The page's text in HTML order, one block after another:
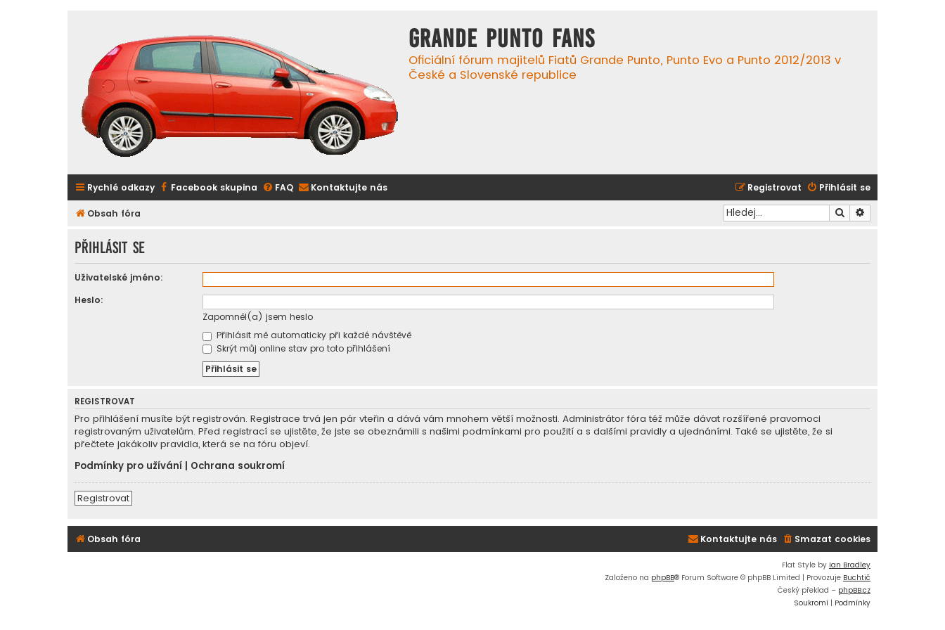
GRANDE PUNTO FANS
Oficiální fórum majitelů Fiatů Grande Punto, Punto Evo a Punto 2012/2013 v
České a Slovenské republice
Rychlé odkazy Facebook skupina FAQ Kontaktujte nás Přihlásit se
Registrovat
Obsah fóra Hledat
Přihlásit se
Uživatelské jméno:
Heslo:
Zapomněl(a) jsem heslo
Přihlásit mě automaticky při každé návštěvě
Skrýt můj online stav pro toto přihlášení
REGISTROVAT
Pro přihlášení musíte být registrován. Registrace trvá jen pár vteřin a dává vám mnohem větší možnosti. Administrátor fóra též může dávat rozšířené pravomoci
registrovaným uživatelům. Před registrací se ujistěte, že jste se obeznámili s našimi podmínkami pro použití a s dalšími pravidly a ujednáními. Také se ujistěte, že si
přečtete jakákoliv pravidla, která se na fóru objeví.
Podmínky pro užívání
Ochrana soukromí
Registrovat
Obsah fóra Smazat cookies
Kontaktujte nás
Flat Style by Ian Bradley
Založeno na phpBB® Forum Software © phpBB Limited | Provozuje Buchtič
Český překlad – phpBB.cz
Soukromí | Podmínky